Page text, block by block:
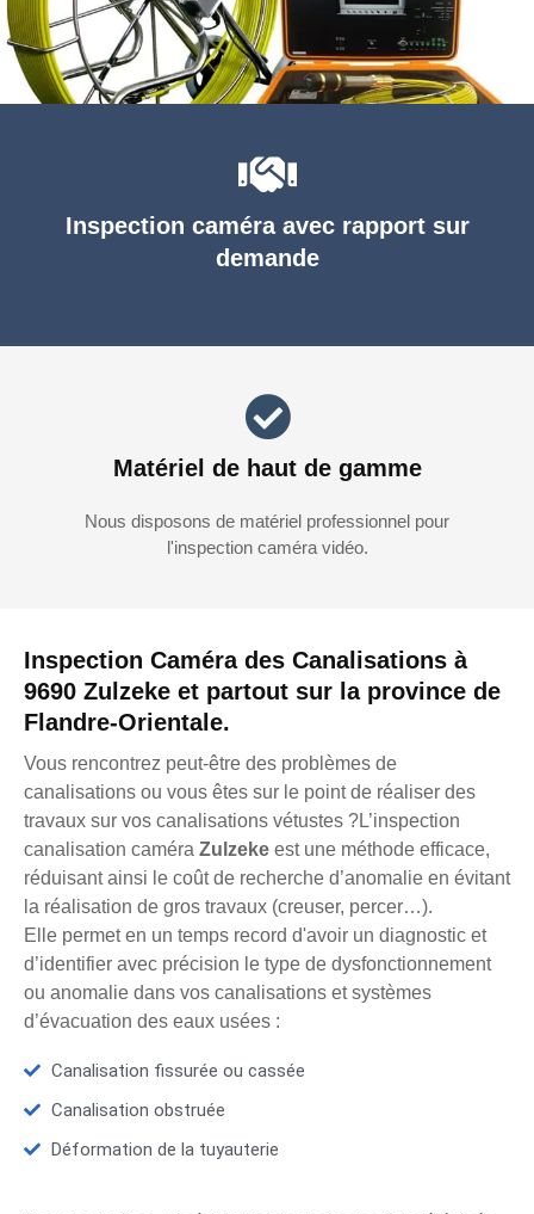
Inspection Caméra des Canalisations à
9690 Zulzeke et partout sur la province de
Flandre-Orientale.
Vous rencontrez peut-être des problèmes de
canalisations ou vous êtes sur le point de réaliser des
travaux sur vos canalisations vétustes ?L’inspection
canalisation caméra Zulzeke est une méthode efficace,
réduisant ainsi le coût de recherche d’anomalie en évitant
la réalisation de gros travaux (creuser, percer…).
Elle permet en un temps record d'avoir un diagnostic et
d’identifier avec précision le type de dysfonctionnement
ou anomalie dans vos canalisations et systèmes
d’évacuation des eaux usées :
Canalisation fissurée ou cassée
Canalisation obstruée
Déformation de la tuyauterie
Inspection caméra avec rapport sur
demande
Matériel de haut de gamme
Nous disposons de matériel professionnel pour
l'inspection caméra vidéo.